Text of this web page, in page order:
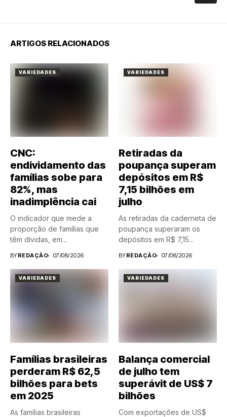
ARTIGOS RELACIONADOS
VARIEDADES
CNC:
endividamento das
famílias sobe para
82%, mas
inadimplência cai
O indicador que mede a
proporção de famílias que
têm dívidas, em...
BYREDAÇÃO 07/08/2026
VARIEDADES
Retiradas da
poupança superam
depósitos em R$
7,15 bilhões em
julho
As retiradas da caderneta de
poupança superaram os
depósitos em R$ 7,15...
BYREDAÇÃO 07/08/2026
VARIEDADES
Famílias brasileiras
perderam R$ 62,5
bilhões para bets
em 2025
As famílias brasileiras
VARIEDADES
Balança comercial
de julho tem
superávit de US$ 7
bilhões
Com exportações de US$